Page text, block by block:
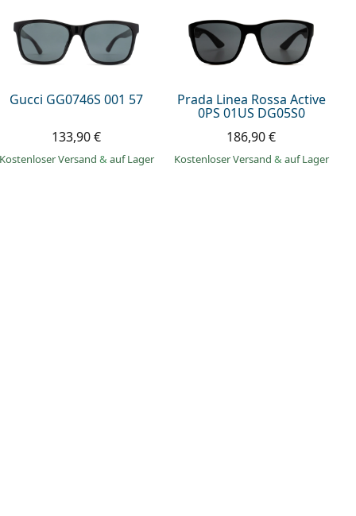
Gucci GG0746S 001 57
133,90 €
Kostenloser Versand & auf Lager
Prada Linea Rossa Active
0PS 01US DG05S0
186,90 €
Kostenloser Versand & auf Lager